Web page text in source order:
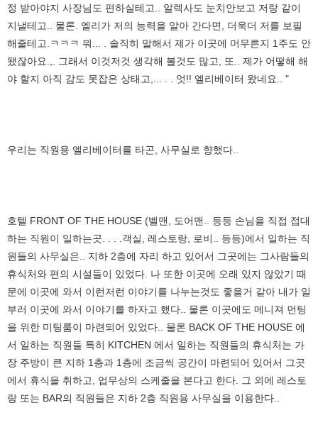
정 받아야지 사장님도 편하실테고.. 알렉사도 눈치안보고 저랑 같이
지낼테고.. 물론. 엘리가 저의 능력을 알아 간다면, 더욱더 저를 보필
해줄테고.ㅋㅋㅋ 뭐... . 솔직히 말해서 제가 이곳에 머무른지 1주도 안
됐잖아요.,. 그래서 이것저것 생각해 볼것도 많고, 또.. 제가 어떻해 해
야 할지 아직 감도 못잡은 상태고,... . . 엇!! 엘리베이터 왔네요.. "
우리는 직원용 엘리베이터를 타곤, 사무실로 향했다..
호텔 FRONT OF THE HOUSE (벨맨, 도어맨.. 등등 손님을 직접 접대
하는 직원이 일하는곳. . . .객실, 레스토랑, 로비.. 등등)에서 일하는 직
원들의 사무실은.. 지하 2층에 자리 하고 있어서 그곳에는 그사람들의
휴식처와 편의 시설들이 있었다. 나 또한 이곳에 오래 있지 않았기 때
문에 이곳에 와서 이런저런 이야기를 나누는것도 좋을거 같아 내가 일
부러 이곳에 와서 이야기를 하자고 했다.. 물론 이곳에도 메니져 먼팅
을 위한 미팅룸이 마련되어 있었다.. 물론 BACK OF THE HOUSE 에
서 일하는 직원들 특히 KITCHEN 에서 일하는 직원들의 휴식처는 가
장 주방이 큰 지하 1층과 1층에 조금씩 공간이 마련되어 있어서 그곳
에서 휴식을 취하고, 업무상의 스케줄을 본다고 한다. 그 외에 레스토
랑 또는 BAR의 직원들은 지하 2층 직원용 사무실을 이용한다..